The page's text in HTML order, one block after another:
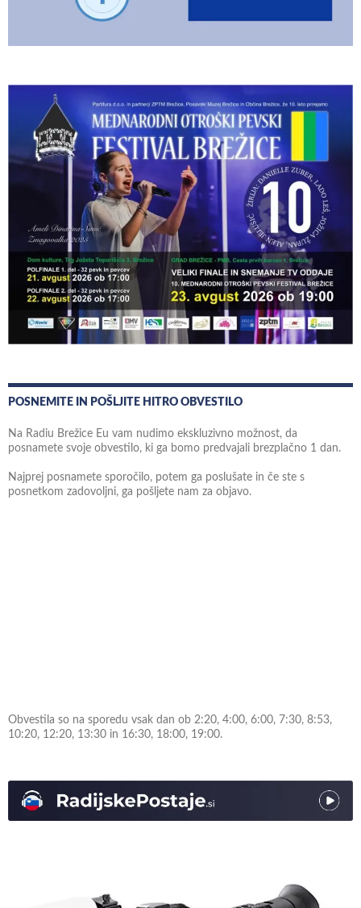
POSNEMITE IN POŠLJITE HITRO OBVESTILO
Na Radiu Brežice Eu vam nudimo ekskluzivno možnost, da
posnamete svoje obvestilo, ki ga bomo predvajali brezplačno 1 dan.
Najprej posnamete sporočilo, potem ga poslušate in če ste s
posnetkom zadovoljni, ga pošljete nam za objavo.
Obvestila so na sporedu vsak dan ob 2:20, 4:00, 6:00, 7:30, 8:53,
10:20, 12:20, 13:30 in 16:30, 18:00, 19:00.